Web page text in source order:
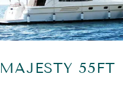
MAJESTY 55FT